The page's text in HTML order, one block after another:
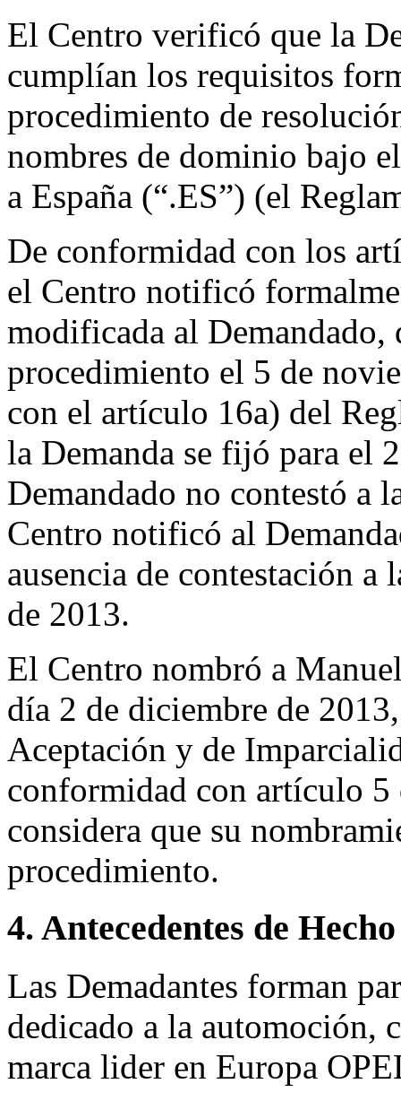
El Centro verificó que la
cumplían los requisitos
procedimiento de
nombres de dominio bajo
a España (“.ES”) (el
De conformidad con los
el Centro notificó
modificada al Demandado,
procedimiento el 5 de
con el artículo 16a) del
la Demanda se fijó para el
Demandado no contestó a
Centro notificó al
ausencia de contestación
de 2013.
El Centro nombró a
día 2 de diciembre de
Aceptación y de
conformidad con artículo
considera que su
procedimiento.
4. Antecedentes de Hecho
Las Demadantes forman
dedicado a la automoción,
marca lider en Europa